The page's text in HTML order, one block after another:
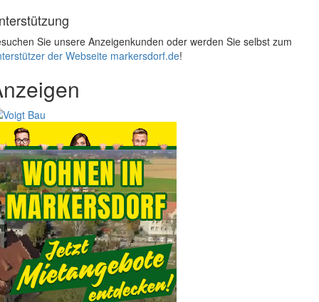
Sie unsere Anzeigenkunden oder werden Sie selbst zum
der Webseite markersdorf.de!